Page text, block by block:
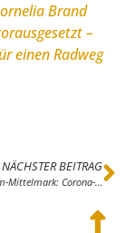
Brand
–
einen Radweg
NÄCHSTER BEITRAG
Landkreis Potsdam-Mittelmark: Corona-Meldung vom 12.4.2020 (287 Fälle, keine neuen Verstorbenen)